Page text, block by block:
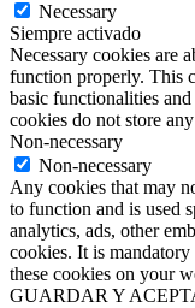
Necessary
Siempre activado
Necessary cookies are
function properly. This
basic functionalities
cookies do not store
Non-necessary
Non-necessary
Any cookies that may
to function and is used
analytics, ads, other
cookies. It is
these cookies on your
GUARDAR Y